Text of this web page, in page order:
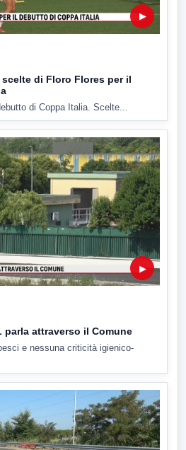
▶
di Floro Flores per il
di Coppa Italia. Scelte...
▶
parla attraverso il Comune
e nessuna criticità igienico-